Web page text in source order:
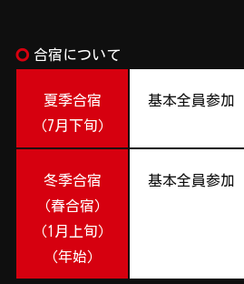
trip_origin 合宿について
夏季合宿
（7月下旬）
基本全員参加
冬季合宿
（春合宿）
（1月上旬）
（年始）
基本全員参加